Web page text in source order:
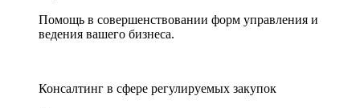
Помощь в совершенствовании форм управления и
ведения вашего бизнеса.
Консалтинг в сфере регулируемых закупок